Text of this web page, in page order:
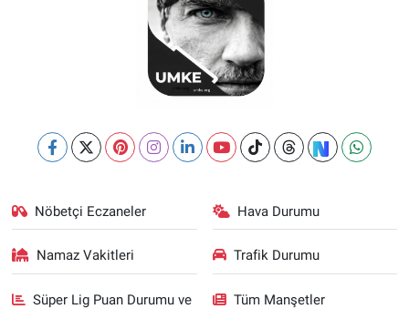
Nöbetçi Eczaneler Hava Durumu
Namaz Vakitleri Trafik Durumu
Süper Lig Puan Durumu ve
Tüm Manşetler